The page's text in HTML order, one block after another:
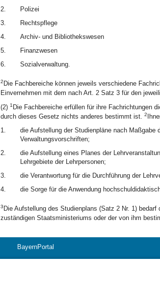
2.
Polizei
3.
Rechtspflege
4.
Archiv- und Bibliothekswesen
5.
Finanzwesen
6.
Sozialverwaltung.
2 Die Fachbereiche können jeweils verschiedene
Einvernehmen mit dem nach Art. 2 Satz 3 für den
(2) 1 Die Fachbereiche erfüllen für ihre Fachrichtungen
durch dieses Gesetz nichts anderes bestimmt ist. 2
1.
die Aufstellung der Studienpläne nach Maßgabe
Verwaltungsvorschriften;
2.
die Aufstellung eines Planes der
Lehrgebiete der Lehrpersonen;
3.
die Verantwortung für die Durchführung der
4.
die Sorge für die Anwendung
3 Die Aufstellung des Studienplans (Satz 2 Nr. 1)
zuständigen Staatsministeriums oder der von ihm
BayernPortal